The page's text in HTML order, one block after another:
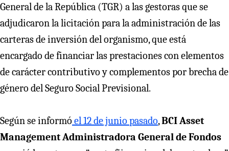
General de la República (TGR) a las gestoras que se
adjudicaron la licitación para la administración de las
carteras de inversión del organismo, que está
encargado de financiar las prestaciones con elementos
de carácter contributivo y complementos por brecha de
género del Seguro Social Previsional.
Según se informó el 12 de junio pasado,BCI Asset
Management Administradora General de Fondos